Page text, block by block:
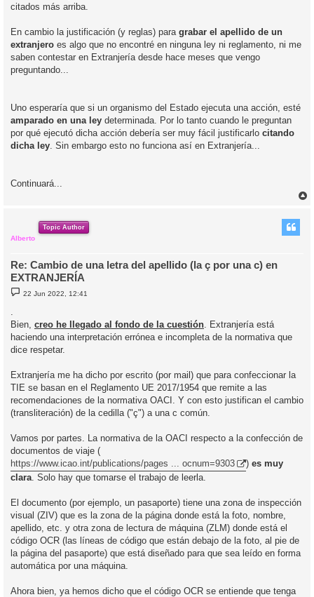
citados más arriba.
En cambio la justificación (y reglas) para grabar el apellido de un
extranjero es algo que no encontré en ninguna ley ni reglamento, ni me
saben contestar en Extranjería desde hace meses que vengo
preguntando...
Uno esperaría que si un organismo del Estado ejecuta una acción, esté
amparado en una ley determinada. Por lo tanto cuando le preguntan
por qué ejecutó dicha acción debería ser muy fácil justificarlo citando
dicha ley . Sin embargo esto no funciona así en Extranjería...
Continuará...
Topic Author
Alberto
Re: Cambio de una letra del apellido (la ç por una c) en
EXTRANJERÍA
M
e
a
e
22 Jun 2022, 12:41
.
Bien, creo he llegado al fondo de la cuestión. Extranjería está
haciendo una interpretación errónea e incompleta de la normativa que
dice respetar.
Extranjería me ha dicho por escrito (por mail) que para confeccionar la
TIE se basan en el Reglamento UE 2017/1954 que remite a las
recomendaciones de la normativa OACI. Y con esto justifican el cambio
(transliteración) de la cedilla ("ç") a una c común.
Vamos por partes. La normativa de la OACI respecto a la confección de
documentos de viaje (
https://www.icao.int/publications/pages ... ocnum=9303
) es muy
clara . Solo hay que tomarse el trabajo de leerla.
El documento (por ejemplo, un pasaporte) tiene una zona de inspección
visual (ZIV) que es la zona de la página donde está la foto, nombre,
apellido, etc. y otra zona de lectura de máquina (ZLM) donde está el
código OCR (las líneas de código que están debajo de la foto, al pie de
la página del pasaporte) que está diseñado para que sea leído en forma
automática por una máquina.
Ahora bien, ya hemos dicho que el código OCR se entiende que tenga